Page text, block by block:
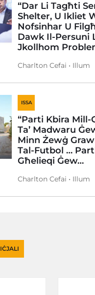
“Dar Li Tagħti
Shelter, U Ikliet
Nofsinhar U
Dawk Il-Persuni
Jkollhom
Charlton Cefai • Illum
ISSA
“Parti Kbira Mill-
Ta’ Madwaru
Minn Żewġ
Tal-Futbol …
Għelieqi Ġew…
Charlton Cefai • Illum